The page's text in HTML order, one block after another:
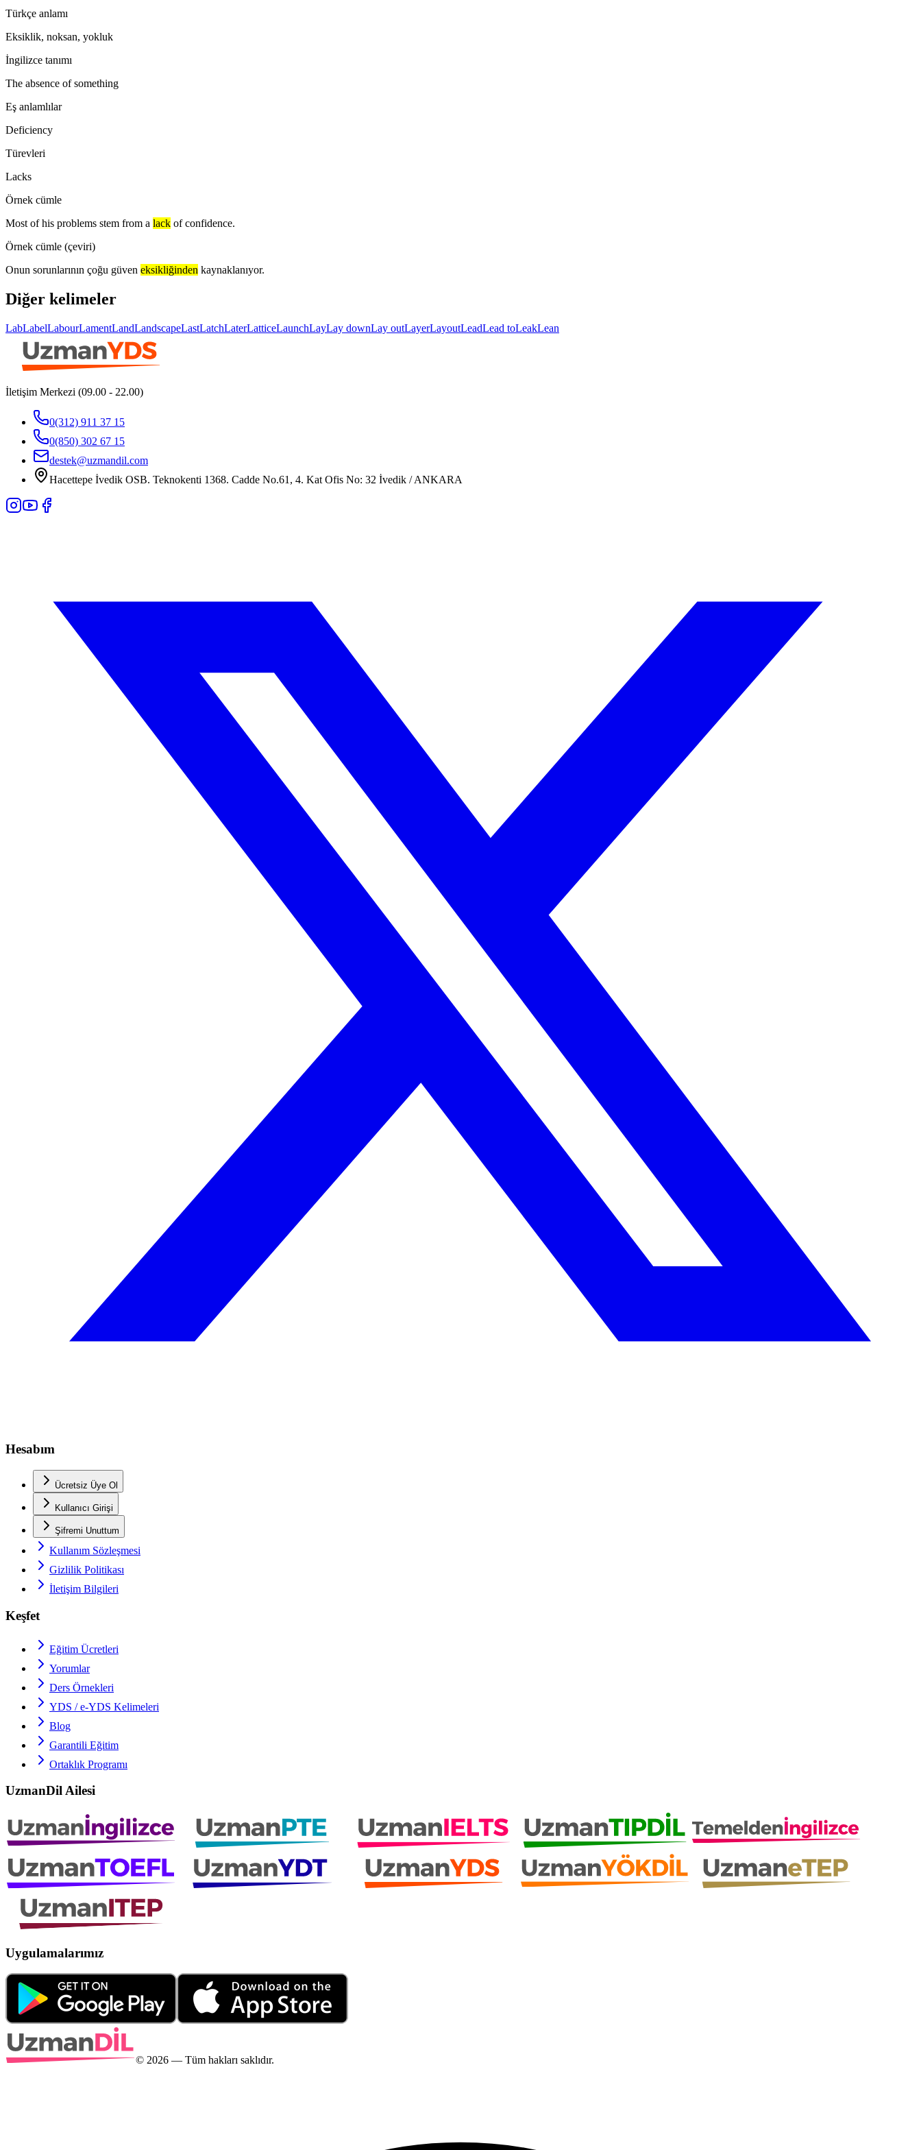
Türkçe anlamı
Eksiklik, noksan, yokluk
İngilizce tanımı
The absence of something
Eş anlamlılar
Deficiency
Türevleri
Lacks
Örnek cümle
Most of his problems stem from a lack of confidence.
Örnek cümle (çeviri)
Onun sorunlarının çoğu güven eksikliğinden kaynaklanıyor.
Diğer kelimeler
LabLabelLabourLamentLandLandscapeLastLatchLaterLatticeLaunchLayLay downLay outLayerLayoutLeadLead toLeakLean
İletişim Merkezi (09.00 - 22.00)
0(312) 911 37 15
0(850) 302 67 15
destek@uzmandil.com
Hacettepe İvedik OSB. Teknokenti 1368. Cadde No.61, 4. Kat Ofis No: 32 İvedik / ANKARA
Hesabım
Ücretsiz Üye Ol
Kullanıcı Girişi
Şifremi Unuttum
Kullanım Sözleşmesi
Gizlilik Politikası
İletişim Bilgileri
Keşfet
Eğitim Ücretleri
Yorumlar
Ders Örnekleri
YDS / e-YDS Kelimeleri
Blog
Garantili Eğitim
Ortaklık Programı
UzmanDil Ailesi
Uygulamalarımız
© 2026 — Tüm hakları saklıdır.